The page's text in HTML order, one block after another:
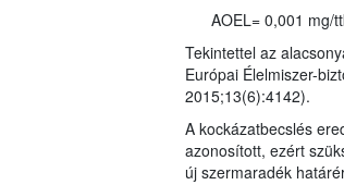
AOEL= 0,001 mg/
Tekintettel az
Európai Élelmiszer-
2015;13(6):4142).
A kockázatbecslés
azonosított, ezért
új szermaradék